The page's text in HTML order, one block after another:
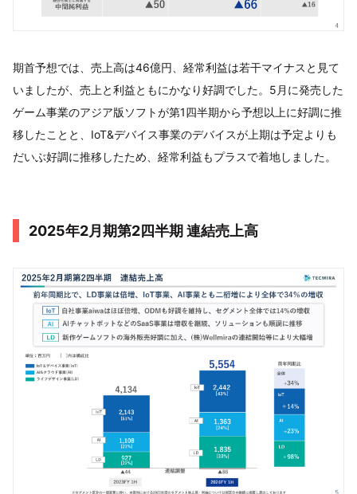
期首予想では、売上高は46億円、経常利益は若干マイナスと見て
いましたが、売上と利益ともにかなり好調でした。5月に発売した
ゲーム事業のアジア版ソフトが第1四半期から予想以上に好調に推
移したことと、IoT&デバイス事業のデバイスが上期は予定よりも
だいぶ好調に推移したため、経常利益もプラスで着地しました。
2025年2月期第2四半期 連結売上高